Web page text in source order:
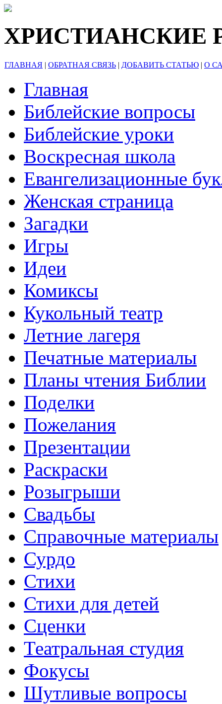
ХРИСТИАНСКИЕ
ГЛАВНАЯ | ОБРАТНАЯ СВЯЗЬ | ДОБАВИТЬ СТАТЬЮ | О
Главная
Библейские вопросы
Библейские уроки
Воскресная школа
Евангелизационные
Женская страница
Загадки
Игры
Идеи
Комиксы
Кукольный театр
Летние лагеря
Печатные материалы
Планы чтения Библии
Поделки
Пожелания
Презентации
Раскраски
Розыгрыши
Свадьбы
Справочные материалы
Сурдо
Стихи
Стихи для детей
Сценки
Театральная студия
Фокусы
Шутливые вопросы